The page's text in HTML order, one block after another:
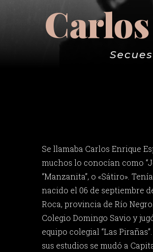
Se llamaba Carlos Enrique
muchos lo conocían como
“Manzanita”, o «Sátiro».
nacido el 06 de septiembre
Roca, provincia de Río
Colegio Domingo Savio y
equipo colegial “Las
sus estudios se mudó a